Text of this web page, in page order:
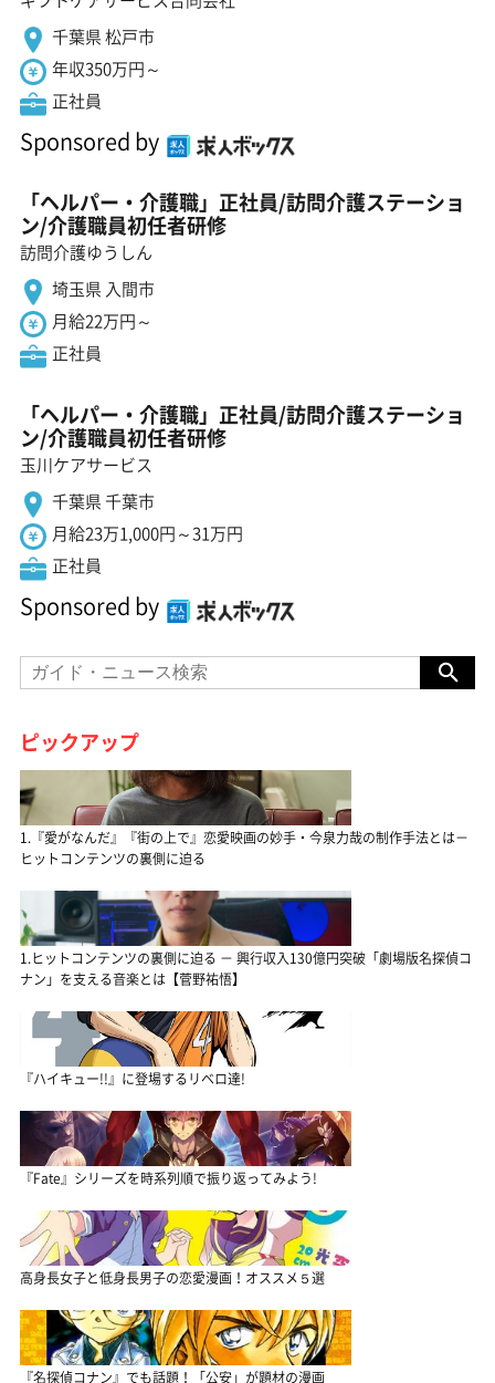
千葉県 松戸市
年収350万円～
正社員
Sponsored by
「ヘルパー・介護職」正社員/訪問介護ステーショ
ン/介護職員初任者研修
訪問介護ゆうしん
埼玉県 入間市
月給22万円～
正社員
「ヘルパー・介護職」正社員/訪問介護ステーショ
ン/介護職員初任者研修
玉川ケアサービス
千葉県 千葉市
月給23万1,000円～31万円
正社員
Sponsored by
ピックアップ
1.『愛がなんだ』『街の上で』恋愛映画の妙手・今泉力哉の制作手法とは－
ヒットコンテンツの裏側に迫る
1.ヒットコンテンツの裏側に迫る － 興行収入130億円突破「劇場版名探偵コ
ナン」を支える音楽とは【菅野祐悟】
『ハイキュー!!』に登場するリベロ達!
『Fate』シリーズを時系列順で振り返ってみよう!
高身長女子と低身長男子の恋愛漫画！オススメ５選
『名探偵コナン』でも話題！「公安」が題材の漫画